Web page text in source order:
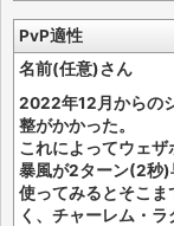
PvP適性
名前(任意)さん
2022年12月からの
整がかかった。
これによってウェ
暴風が2ターン(2秒)
使ってみるとそこ
く、チャーレム・